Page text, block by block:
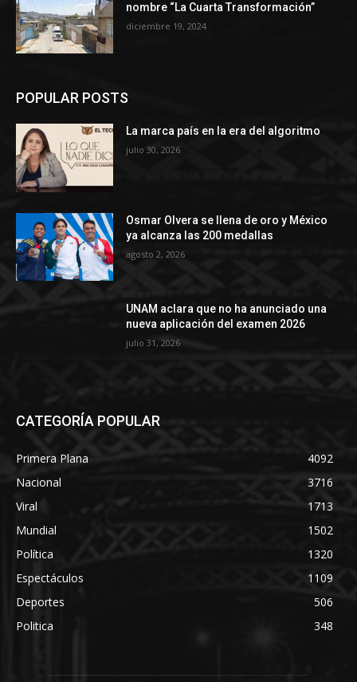
nombre “La Cuarta Transformación”
diciembre 19, 2024
POPULAR POSTS
La marca país en la era del algoritmo
julio 30, 2026
Osmar Olvera se llena de oro y México
ya alcanza las 200 medallas
agosto 2, 2026
UNAM aclara que no ha anunciado una
nueva aplicación del examen 2026
julio 31, 2026
CATEGORÍA POPULAR
Primera Plana
4092
Nacional
3716
Viral
1713
Mundial
1502
Política
1320
Espectáculos
1109
Deportes
506
Politica
348